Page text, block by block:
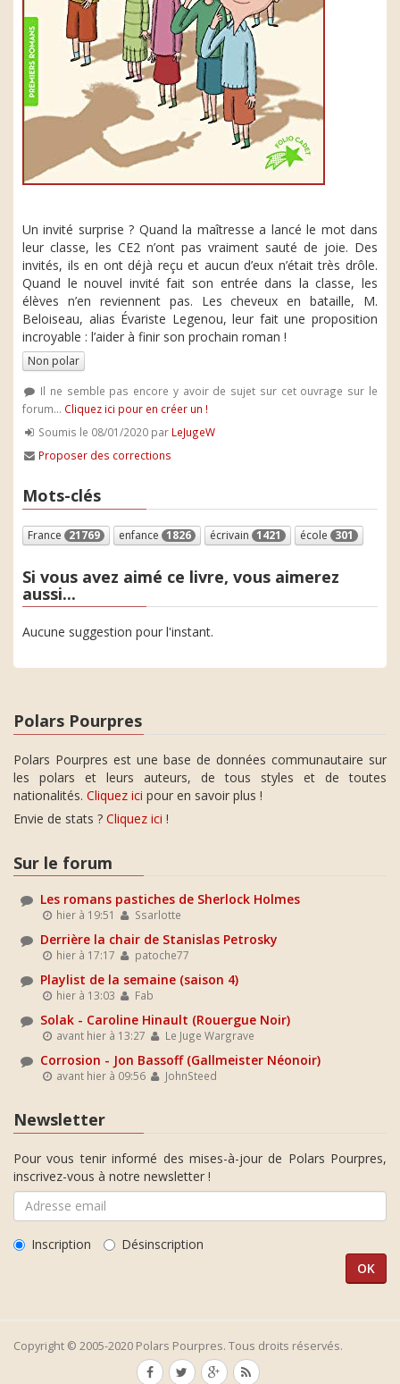
Un invité surprise ? Quand la maîtresse a lancé le mot dans
leur classe, les CE2 n’ont pas vraiment sauté de joie. Des
invités, ils en ont déjà reçu et aucun d’eux n’était très drôle.
Quand le nouvel invité fait son entrée dans la classe, les
élèves n’en reviennent pas. Les cheveux en bataille, M.
Beloiseau, alias Évariste Legenou, leur fait une proposition
incroyable : l’aider à finir son prochain roman !
Non polar
Il ne semble pas encore y avoir de sujet sur cet ouvrage sur le
forum... Cliquez ici pour en créer un !
Soumis le 08/01/2020 par LeJugeW
Proposer des corrections
Mots-clés
France 21769 enfance 1826 écrivain 1421 école 301
Si vous avez aimé ce livre, vous aimerez
aussi...
Aucune suggestion pour l'instant.
Polars Pourpres
Polars Pourpres est une base de données communautaire sur
les polars et leurs auteurs, de tous styles et de toutes
nationalités. Cliquez ici pour en savoir plus !
Envie de stats ? Cliquez ici !
Sur le forum
Les romans pastiches de Sherlock Holmes
hier à 19:51 Ssarlotte
Derrière la chair de Stanislas Petrosky
hier à 17:17 patoche77
Playlist de la semaine (saison 4)
hier à 13:03 Fab
Solak - Caroline Hinault (Rouergue Noir)
avant hier à 13:27 Le Juge Wargrave
Corrosion - Jon Bassoff (Gallmeister Néonoir)
avant hier à 09:56 JohnSteed
Newsletter
Pour vous tenir informé des mises-à-jour de Polars Pourpres,
inscrivez-vous à notre newsletter !
Inscription Désinscription
Copyright © 2005-2020 Polars Pourpres. Tous droits réservés.